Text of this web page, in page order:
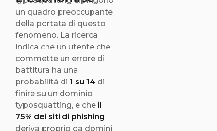
un quadro preoccupante
della portata di questo
fenomeno. La ricerca
indica che un utente che
commette un errore di
battitura ha una
probabilità di 1 su 14 di
finire su un dominio
typosquatting, e che il
75% dei siti di phishing
deriva proprio da domini